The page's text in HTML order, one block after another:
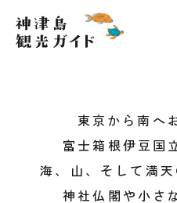
東京から南へ
富士箱根伊豆国
海、山、そして満天
神社仏閣や小さ